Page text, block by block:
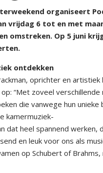
organiseert
vrijdag 6 tot en met
omstreken. Op 5 juni
ontdekken
oprichter en
“Met zoveel
die vanwege hun
kamermuziek-
dat heel spannend
en leuk voor ons als
op Schubert of